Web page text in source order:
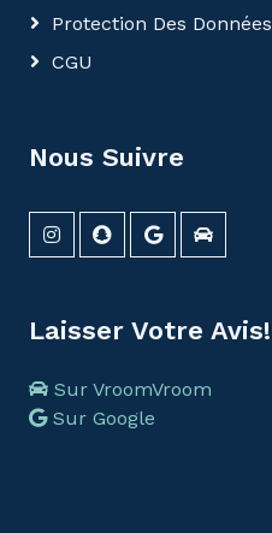
Protection Des Données
CGU
Nous Suivre
Laisser Votre Avis!
Sur VroomVroom
Sur Google